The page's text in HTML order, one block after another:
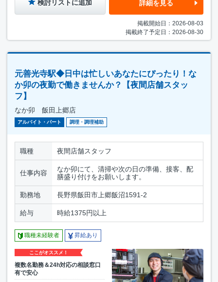
検討リストに追加 詳細を見る
掲載開始日：2026-08-03
掲載終了予定日：2026-08-30
元善光寺駅◆日中は忙しいあなたにぴったり！な
か卯の夜勤で働きませんか？【夜間店舗スタッ
フ】
なか卯 飯田上郷店
アルバイト・パート 調理・調理補助
職種 夜間店舗スタッフ
仕事内容
なか卯にて、清掃や次の日の準備、接客、配
膳盛り付けをお願いします。
勤務地 長野県飯田市上郷飯沼1591-2
給与 時給1375円以上
職種未経験者 昇給あり
ここがオススメ！
複数名勤務＆24h対応の相談窓口
有で安心